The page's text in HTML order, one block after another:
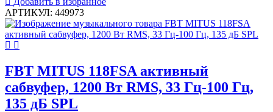
АРТИКУЛ: 449973
FBT MITUS 118FSA активный
сабвуфер, 1200 Вт RMS, 33 Гц-100 Гц,
135 дБ SPL